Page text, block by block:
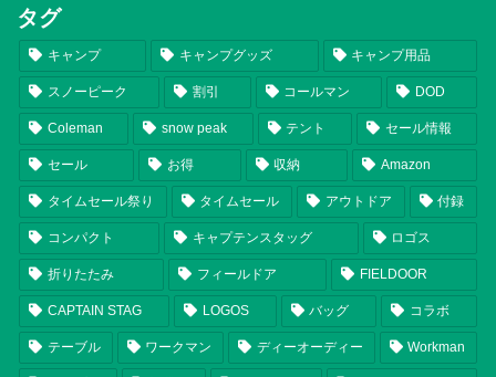
タグ
キャンプ キャンプグッズ キャンプ用品
スノーピーク 割引 コールマン DOD
Coleman snow peak テント セール情報
セール お得 収納 Amazon
タイムセール祭り タイムセール アウトドア 付録
コンパクト キャプテンスタッグ ロゴス
折りたたみ フィールドア FIELDOOR
CAPTAIN STAG LOGOS バッグ コラボ
テーブル ワークマン ディーオーディー Workman